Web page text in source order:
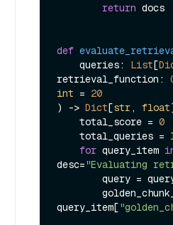
return docs
def
    queries:
List[
retrieval_function:
int = 20
) -> Dict[str, float
    total_score =
0
    total_queries =
for query_item
desc="Evaluating
query =
query_item[